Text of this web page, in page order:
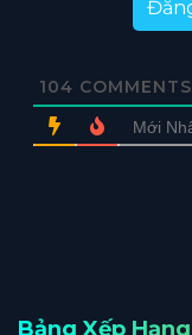
104 COMMENTS
Mới
Bảng Xếp Hạng